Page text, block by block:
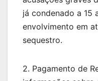
já condenado a 15
envolvimento em
sequestro.
2. Pagamento de